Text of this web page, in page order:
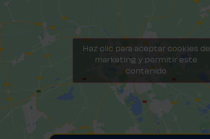
Haz clic para aceptar cookies de
marketing y permitir este
contenido